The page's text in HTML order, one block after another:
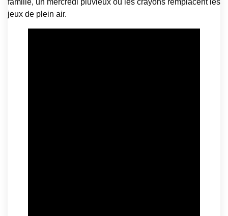
jeux de plein air.